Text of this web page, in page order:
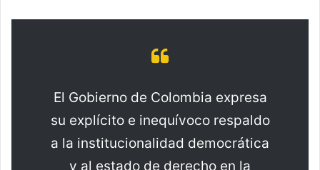
El Gobierno de Colombia expresa
su explícito e inequívoco respaldo
a la institucionalidad democrática
y al estado de derecho en la